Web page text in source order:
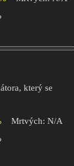
který se
Mrtvých: N/A